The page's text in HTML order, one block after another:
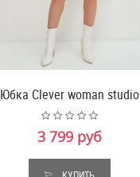
Юбка Clever woman studio
3 799 руб